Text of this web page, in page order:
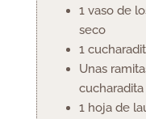
1 vaso de
seco
1
Unas
1 hoja de